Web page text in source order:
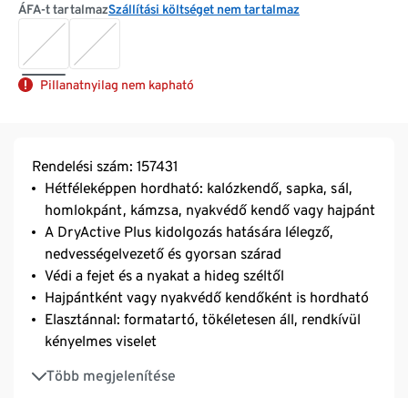
ÁFA-t tartalmazSzállítási költséget nem tartalmaz
Pillanatnyilag nem kapható
Rendelési szám: 157431
Hétféleképpen hordható: kalózkendő, sapka, sál,
homlokpánt, kámzsa, nyakvédő kendő vagy hajpánt
A DryActive Plus kidolgozás hatására lélegző,
nedvességelvezető és gyorsan szárad
Védi a fejet és a nyakat a hideg széltől
Hajpántként vagy nyakvédő kendőként is hordható
Elasztánnal: formatartó, tökéletesen áll, rendkívül
kényelmes viselet
Több megjelenítése
Egységes méret
Camouflage nyomott mintával